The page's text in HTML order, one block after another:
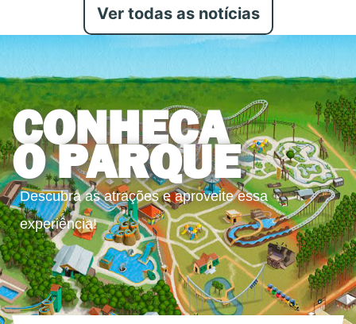
Ver todas as notícias
CONHEÇA
O PARQUE
Descubra as atrações e aproveite essa
experiência!